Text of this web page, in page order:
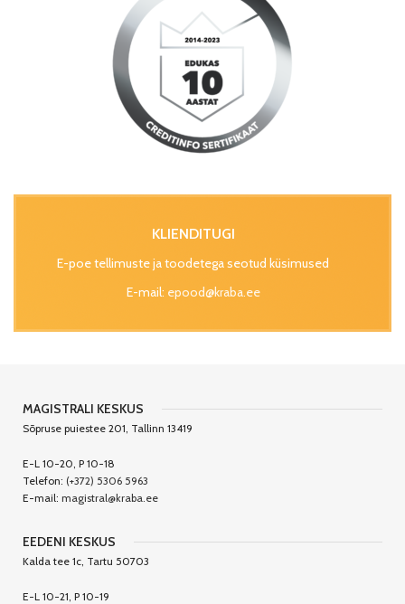
KLIENDITUGI
E-poe tellimuste ja toodetega seotud küsimused
E-mail: epood@kraba.ee
MAGISTRALI KESKUS
Sõpruse puiestee 201, Tallinn 13419
E-L 10-20, P 10-18
Telefon: (+372) 5306 5963
E-mail: magistral@kraba.ee
EEDENI KESKUS
Kalda tee 1c, Tartu 50703
E-L 10-21, P 10-19